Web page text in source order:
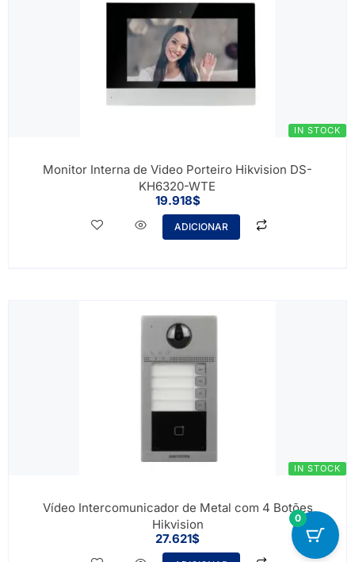
IN STOCK
Monitor Interna de Video Porteiro Hikvision DS-
KH6320-WTE
19.918$
ADICIONAR
IN STOCK
Vídeo Intercomunicador de Metal com 4 Botões
Hikvision
27.621$
0